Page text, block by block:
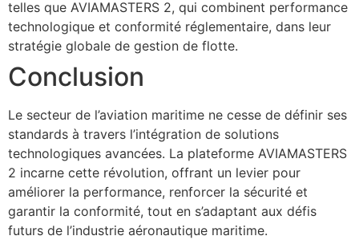
telles que AVIAMASTERS 2, qui combinent performance
technologique et conformité réglementaire, dans leur
stratégie globale de gestion de flotte.
Conclusion
Le secteur de l’aviation maritime ne cesse de définir ses
standards à travers l’intégration de solutions
technologiques avancées. La plateforme AVIAMASTERS
2 incarne cette révolution, offrant un levier pour
améliorer la performance, renforcer la sécurité et
garantir la conformité, tout en s’adaptant aux défis
futurs de l’industrie aéronautique maritime.